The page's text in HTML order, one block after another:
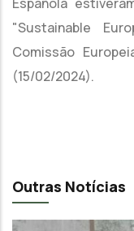
"Sustainable
Comissão
(15/02/2024).
Outras Notícias